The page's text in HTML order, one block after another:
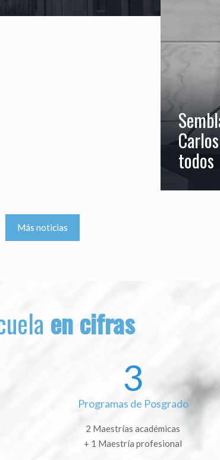
todos
Más noticias
en cifras
3
Programas de Posgrado
2 Maestrías académicas
+ 1 Maestría profesional